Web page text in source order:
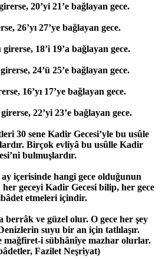
20’yi 21’e bağlayan gece.
26’yı 27’ye bağlayan gece.
18’i 19’a bağlayan gece.
24’ü 25’e bağlayan gece.
16’yı 17’ye bağlayan gece.
22’yi 23’e bağlayan gece.
30 sene Kadir Gecesi’yle bu usûle
Birçok evliyâ bu usûlle Kadir
bulmuşlardır.
içerisinde hangi gece olduğunun
geceyi Kadir Gecesi bilip, her gece
etmeleri içindir.
berrâk ve güzel olur. O gece her şey
suyu bir an için tatlılaşır.
mağfiret-i sübhânîye mazhar olurlar.
Fazilet Neşriyat)